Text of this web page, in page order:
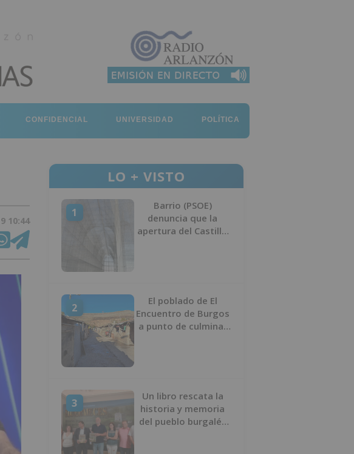
CONFIDENCIAL UNIVERSIDAD POLÍTICA
10:44
LO + VISTO
1
Barrio (PSOE)
denuncia que la
apertura del Castillo
2
El poblado de El
Encuentro de Burgos
a punto de culminar
3
Un libro rescata la
historia y memoria
del pueblo burgalés